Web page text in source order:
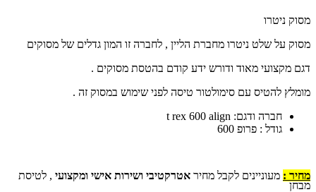
מסוק ניטרו
מסוק על שלט ניטרו מחברת הליין , לחברה זו המון גדלים של מסוקים
דגם מקצועי מאוד ודורש ידע קודם בהטסת מסוקים .
מומלץ להטיס עם סימולטור טיסה לפני שימוש במסוק זה .
חברה ודגם: t rex 600 align
גודל : פרופ 600
מחיר : מעוניינים לקבל מחיר אטרקטיבי ושירות אישי ומקצועי , לטיסת
מבחן